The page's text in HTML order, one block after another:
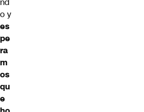
o y
es
pe
ra
m
os
qu
e